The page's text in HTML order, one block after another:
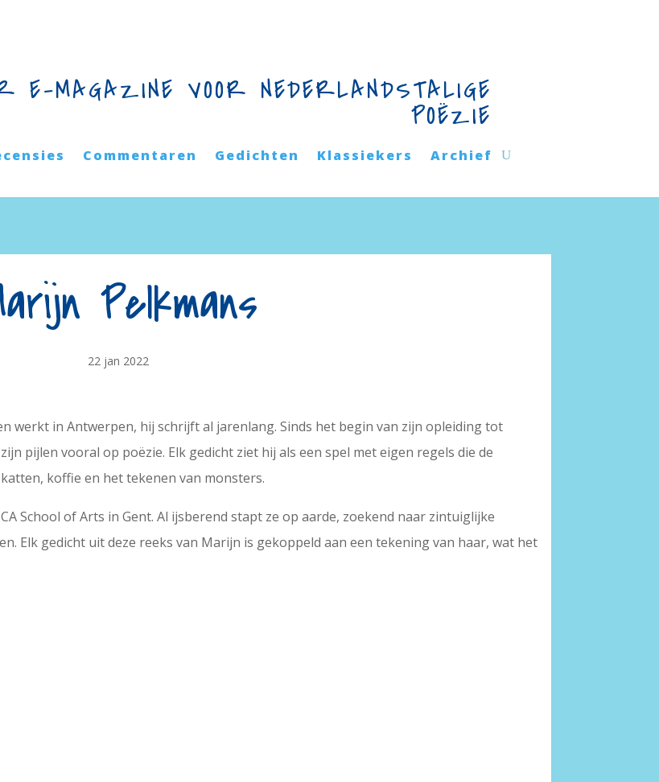
E-MAGAZINE VOOR NEDERLANDSTALIGE
POËZIE
Commentaren Gedichten Klassiekers Archief
Pelkmans
22 jan 2022
werkt in Antwerpen, hij schrijft al jarenlang. Sinds het begin van zijn opleiding tot
pijlen vooral op poëzie. Elk gedicht ziet hij als een spel met eigen regels die de
koffie en het tekenen van monsters.
School of Arts in Gent. Al ijsberend stapt ze op aarde, zoekend naar zintuiglijke
Elk gedicht uit deze reeks van Marijn is gekoppeld aan een tekening van haar, wat het